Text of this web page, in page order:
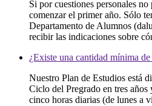
Si por cuestiones personales no
comenzar el primer año. Sólo
Departamento de Alumnos
recibir las indicaciones sobre
¿Existe una cantidad mínima de
Nuestro Plan de Estudios está
Ciclo del Pregrado en tres
cinco horas diarias (de lunes a